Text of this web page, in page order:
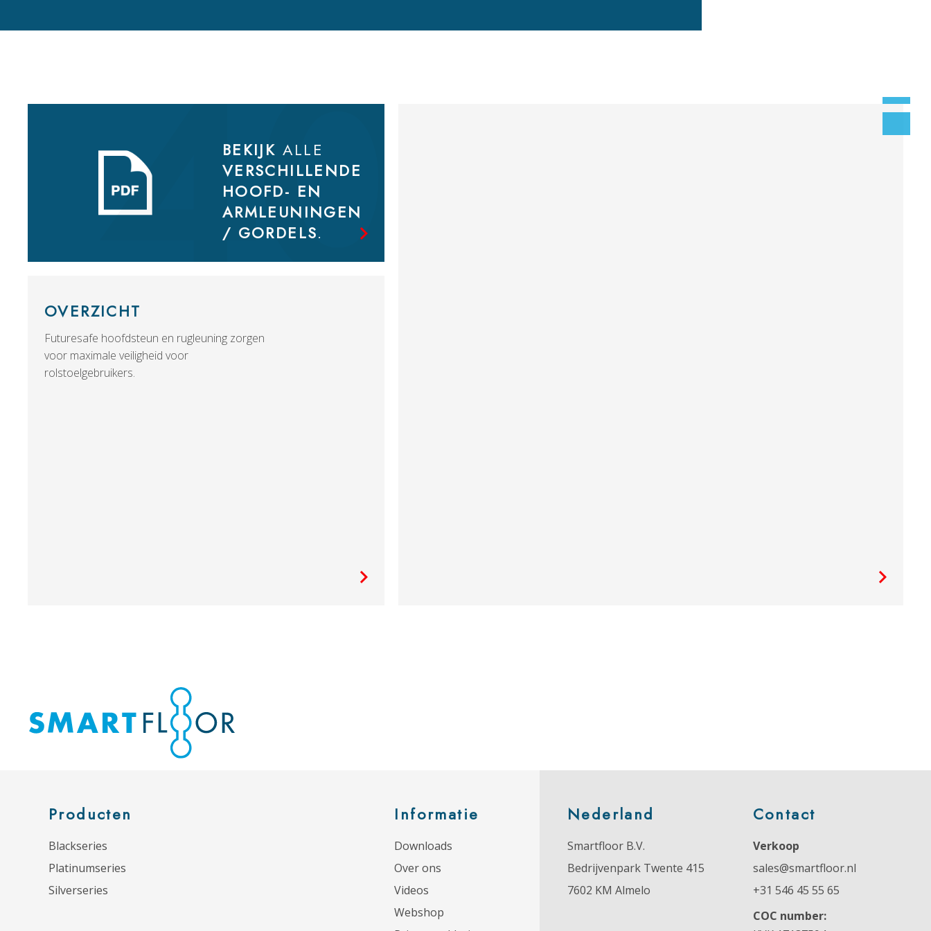
BEKIJK ALLE
VERSCHILLENDE
HOOFD- EN
ARMLEUNINGEN
/ GORDELS.
OVERZICHT
Futuresafe hoofdsteun en rugleuning zorgen
voor maximale veiligheid voor
rolstoelgebruikers.
Producten
Blackseries
Platinumseries
Silverseries
Informatie
Downloads
Over ons
Videos
Webshop
Nederland
Smartfloor B.V.
Bedrijvenpark Twente 415
7602 KM Almelo
Contact
Verkoop
sales@smartfloor.nl
+31 546 45 55 65
COC number: